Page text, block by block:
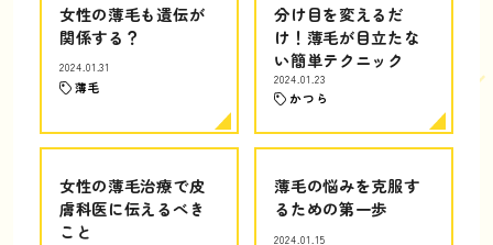
女性の薄毛も遺伝が
関係する？
2024.01.31
薄毛
分け目を変えるだ
け！薄毛が目立たな
い簡単テクニック
2024.01.23
かつら
女性の薄毛治療で皮
膚科医に伝えるべき
こと
薄毛の悩みを克服す
るための第一歩
2024.01.15